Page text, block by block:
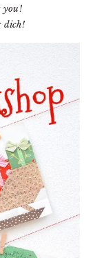
you!
dich!